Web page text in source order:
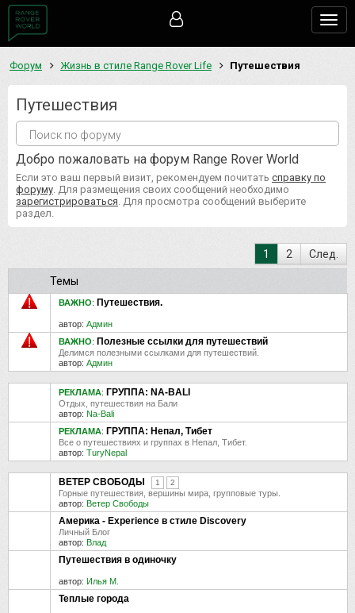
Форум Жизнь в стиле Range Rover Life Путешествия
Путешествия
Добро пожаловать на форум Range Rover World
Если это ваш первый визит, рекомендуем почитать справку по
форуму . Для размещения своих сообщений необходимо
зарегистрироваться . Для просмотра сообщений выберите
раздел.
1 2 След.
Темы
ВАЖНО: Путешествия.
автор: Админ
ВАЖНО: Полезные ссылки для путешествий
Делимся полезными ссылками для путешествий.
автор: Админ
РЕКЛАМА: ГРУППА: NA-BALI
Отдых, путешествия на Бали
автор: Na-Bali
РЕКЛАМА: ГРУППА: Непал, Тибет
Все о путешествиях и группах в Непал, Тибет.
автор: TuryNepal
ВЕТЕР СВОБОДЫ 1 2
Горные путешествия, вершины мира, групповые туры.
автор: Ветер Свободы
Америка - Experience в стиле Discovery
Личный Блог
автор: Влад
Путешествия в одиночку
автор: Илья М.
Теплые города